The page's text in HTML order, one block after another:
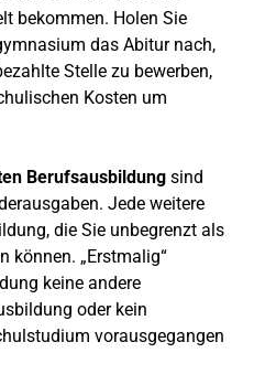
bekommen. Holen Sie
das Abitur nach,
Stelle zu bewerben,
Kosten um
Berufsausbildung sind
Jede weitere
die Sie unbegrenzt als
können. „Erstmalig“
keine andere
oder kein
vorausgegangen